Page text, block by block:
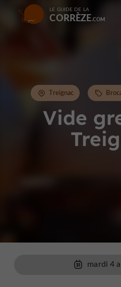
LE GUIDE DE LA
CORRÈZE
Vide
Treignac
mardi 4